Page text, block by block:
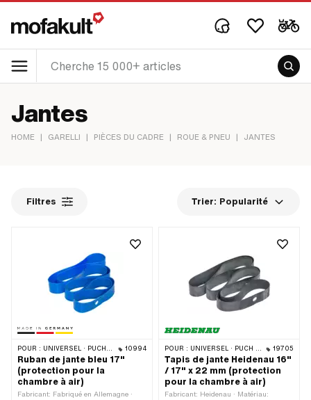
Jantes
HOME | GARELLI | PIÈCES DU CADRE | ROUE & PNEU | JANTES
Filtres Trier: Popularité
POUR : UNIVERSEL · PUCH · SACHS · PONY / CILO (BÊTA 521 & 512) · PIAGGIO · ZÜNDAPP BELMONDO · TOMOS 10994
Ruban de jante bleu 17"
(protection pour la
chambre à air)
Fabricant: Fabriqué en Allemagne ·
POUR : UNIVERSEL · PUCH · SACHS · PONY / CILO (BÊTA 521 & 512) · PIAGGIO · ZÜNDAPP BELMONDO · TOMOS · BYE BIKE · ALPA CHOPPER / TURBO · CILO 19705
Tapis de jante Heidenau 16"
/ 17" x 22 mm (protection
pour la chambre à air)
Fabricant: Heidenau · Matériau: